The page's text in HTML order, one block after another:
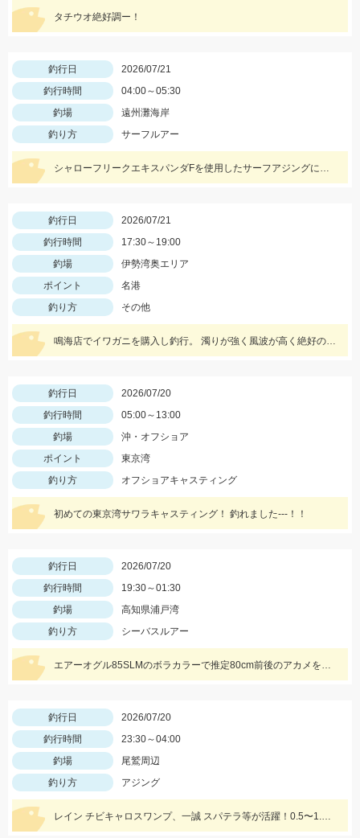
タチウオ絶好調ー！
釣行日
2026/07/21
釣行時間
04:00～05:30
釣場
遠州灘海岸
釣り方
サーフルアー
シャローフリークエキスパンダFを使用したサーフアジングにて。ワームはケイテックのイージーシェイカー2.5インチを使用しました。
釣行日
2026/07/21
釣行時間
17:30～19:00
釣場
伊勢湾奥エリア
ポイント
名港
釣り方
その他
鳴海店でイワガニを購入し釣行。 濁りが強く風波が高く絶好の条件でした。 黒鯛工房50センチタモ枠を遥かに超える推定57センチ。 他3枚追加
釣行日
2026/07/20
釣行時間
05:00～13:00
釣場
沖・オフショア
ポイント
東京湾
釣り方
オフショアキャスティング
初めての東京湾サワラキャスティング！ 釣れました---！！
釣行日
2026/07/20
釣行時間
19:30～01:30
釣場
高知県浦戸湾
釣り方
シーバスルアー
エアーオグル85SLMのボラカラーで推定80cm前後のアカメをかけるも豪快なエラ洗いでフックオフ…また来年挑戦したと思います♪
釣行日
2026/07/20
釣行時間
23:30～04:00
釣場
尾鷲周辺
釣り方
アジング
レイン チビキャロスワンプ、一誠 スパテラ等が活躍！0.5〜1.0gのジグヘッドをメインに使用しました！